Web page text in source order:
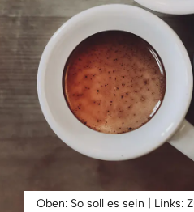
Oben: So soll es sein | Links: